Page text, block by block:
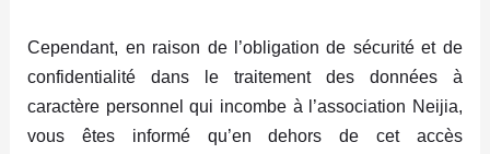
Cependant, en raison de l’obligation de sécurité et de
confidentialité dans le traitement des données à
caractère personnel qui incombe à l’association Neijia,
vous êtes informé qu’en dehors de cet accès